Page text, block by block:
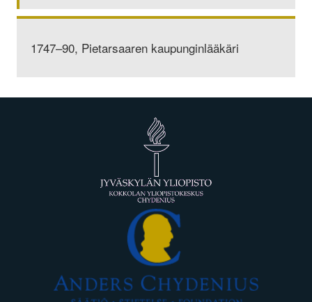
1747–90, Pietarsaaren kaupunginlääkäri